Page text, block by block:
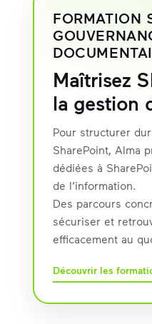
FORMATION
Maîtrisez
la gestion
Pour structurer
SharePoint, Alma
dédiées à
de l’information.
Des parcours
sécuriser et
efficacement au
Découvrir les